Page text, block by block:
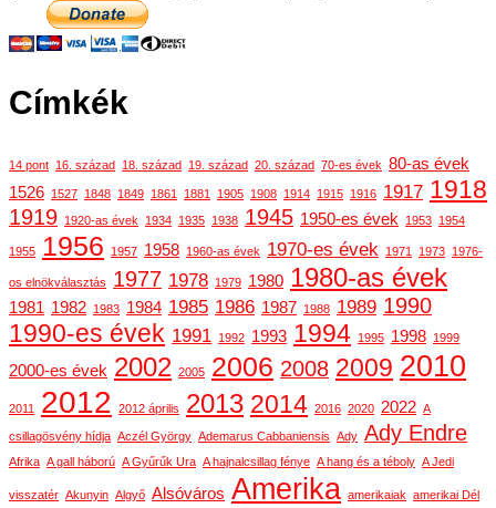
Címkék
14 pont 16. század 18. század 19. század 20. század 70-es évek 80-as évek
1526 1527 1848 1849 1861 1881 1905 1908 1914 1915 1916 1917 1918
1919 1920-as évek 1934 1935 1938 1945 1950-es évek 1953 1954
1955 1956 1957 1958 1960-as évek 1970-es évek 1971 1973 1976-
os elnökválasztás 1977 1978 1979 1980 1980-as évek
1981 1982 1983 1984 1985 1986 1987 1988 1989 1990
1990-es évek 1991 1992 1993 1994 1995 1998 1999
2000-es évek 2002 2005 2006 2008 2009 2010
2011 2012 2012 április 2013 2014 2016 2020 2022 A
csillagösvény hídja Aczél György Ademarus Cabbaniensis Ady Ady Endre
Afrika A gall háború A Gyűrűk Ura A hajnalcsillag fénye A hang és a téboly A Jedi
visszatér Akunyin Algyő Alsóváros Amerika amerikaiak amerikai Dél